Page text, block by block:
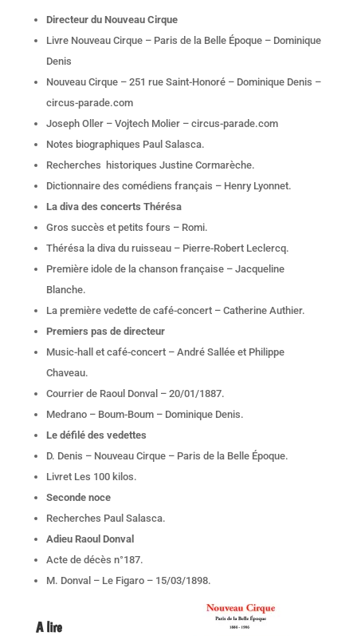
Directeur du Nouveau Cirque
Livre Nouveau Cirque – Paris de la Belle Époque – Dominique
Denis
Nouveau Cirque – 251 rue Saint-Honoré – Dominique Denis –
circus-parade.com
Joseph Oller – Vojtech Molier – circus-parade.com
Notes biographiques Paul Salasca.
Recherches historiques Justine Cormarèche.
Dictionnaire des comédiens français – Henry Lyonnet.
La diva des concerts Thérésa
Gros succès et petits fours – Romi.
Thérésa la diva du ruisseau – Pierre-Robert Leclercq.
Première idole de la chanson française – Jacqueline
Blanche.
La première vedette de café-concert – Catherine Authier.
Premiers pas de directeur
Music-hall et café-concert – André Sallée et Philippe
Chaveau.
Courrier de Raoul Donval – 20/01/1887.
Medrano – Boum-Boum – Dominique Denis.
Le défilé des vedettes
D. Denis – Nouveau Cirque – Paris de la Belle Époque.
Livret Les 100 kilos.
Seconde noce
Recherches Paul Salasca.
Adieu Raoul Donval
Acte de décès n°187.
M. Donval – Le Figaro – 15/03/1898.
A lire